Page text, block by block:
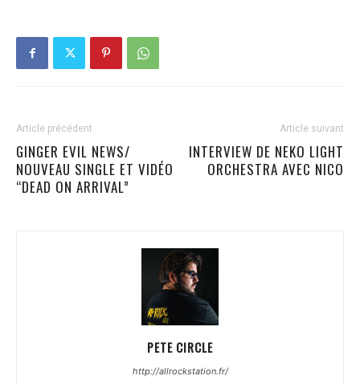
Article précédent
GINGER EVIL NEWS/
NOUVEAU SINGLE ET VIDÉO
“DEAD ON ARRIVAL”
Article suivant
INTERVIEW DE NEKO LIGHT
ORCHESTRA AVEC NICO
PETE CIRCLE
http://allrockstation.fr/